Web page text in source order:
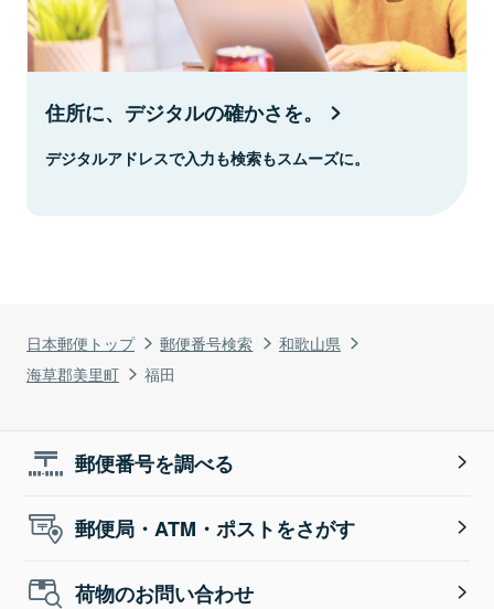
日本郵便トップ 郵便番号検索
和歌山県
海草郡美里町
福田
住所に、デジタルの確かさを。
デジタルアドレスで入力も検索もスムーズに。
郵便番号を調べる
郵便局・ATM・ポストをさがす
荷物のお問い合わせ